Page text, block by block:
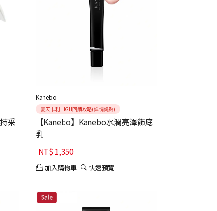
采
Kanebo
夏天卡利HIGH回饋攻略(詳情請點)
【Kanebo】Kanebo水潤亮澤飾底
乳
NT$1,350
加入購物車 快速預覽